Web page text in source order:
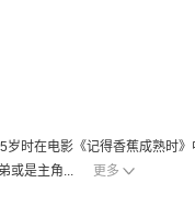
时在电影《记得香蕉成熟时
或是主角...
更多